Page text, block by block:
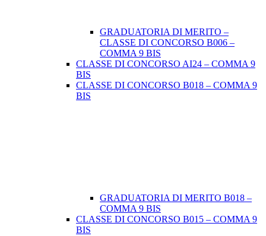
GRADUATORIA DI MERITO –
CLASSE DI CONCORSO B006 –
COMMA 9 BIS
CLASSE DI CONCORSO AI24 – COMMA 9
BIS
CLASSE DI CONCORSO B018 – COMMA 9
BIS
GRADUATORIA DI MERITO B018 –
COMMA 9 BIS
CLASSE DI CONCORSO B015 – COMMA 9
BIS